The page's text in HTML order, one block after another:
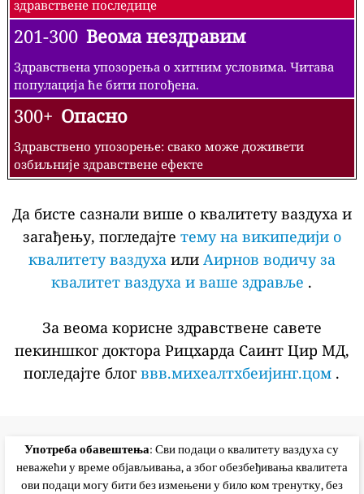
здравствене последице
201-300 Веома нездравим
Здравствена упозорења о хитним условима. Читава
популација ће бити погођена.
300+ Опасно
Здравствено упозорење: свако може доживети
озбиљније здравствене ефекте
Да бисте сазнали више о квалитету ваздуха и
загађењу, погледајте тему на википедији о
квалитету ваздуха или Аирнов водичу за
квалитет ваздуха и ваше здравље .
За веома корисне здравствене савете
пекиншког доктора Рицхарда Саинт Цир МД,
погледајте блогввв.михеалтхбеијинг.цом .
Употреба обавештења: Сви подаци о квалитету ваздуха су
неважећи у време објављивања, а због обезбеђивања квалитета
ови подаци могу бити без измењени у било ком тренутку, без